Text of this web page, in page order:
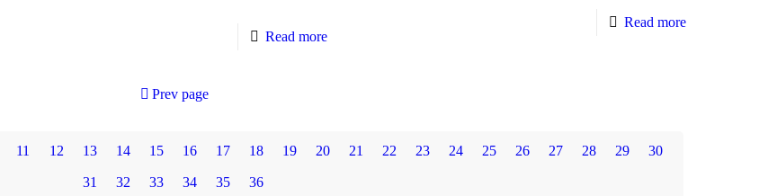
Read more
Read more
Prev page
11 12 13 14 15 16 17 18 19 20 21 22 23 24 25 26 27 28 29 30
31 32 33 34 35 36